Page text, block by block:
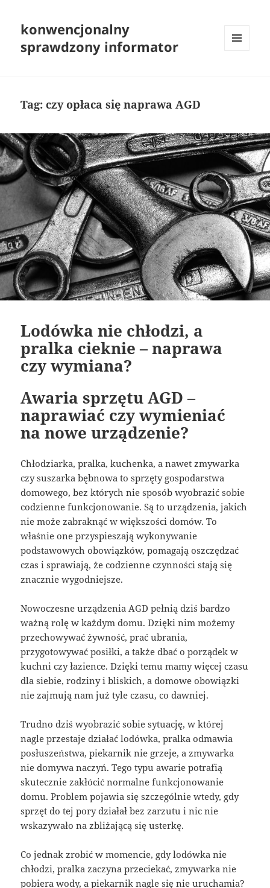
konwencjonalny
sprawdzony informator
Tag:czy opłaca się naprawa AGD
Lodówka nie chłodzi, a
pralka cieknie – naprawa
czy wymiana?
Awaria sprzętu AGD –
naprawiać czy wymieniać
na nowe urządzenie?
Chłodziarka, pralka, kuchenka, a nawet zmywarka
czy suszarka bębnowa to sprzęty gospodarstwa
domowego, bez których nie sposób wyobrazić sobie
codzienne funkcjonowanie. Są to urządzenia, jakich
nie może zabraknąć w większości domów. To
właśnie one przyspieszają wykonywanie
podstawowych obowiązków, pomagają oszczędzać
czas i sprawiają, że codzienne czynności stają się
znacznie wygodniejsze.
Nowoczesne urządzenia AGD pełnią dziś bardzo
ważną rolę w każdym domu. Dzięki nim możemy
przechowywać żywność, prać ubrania,
przygotowywać posiłki, a także dbać o porządek w
kuchni czy łazience. Dzięki temu mamy więcej czasu
dla siebie, rodziny i bliskich, a domowe obowiązki
nie zajmują nam już tyle czasu, co dawniej.
Trudno dziś wyobrazić sobie sytuację, w której
nagle przestaje działać lodówka, pralka odmawia
posłuszeństwa, piekarnik nie grzeje, a zmywarka
nie domywa naczyń. Tego typu awarie potrafią
skutecznie zakłócić normalne funkcjonowanie
domu. Problem pojawia się szczególnie wtedy, gdy
sprzęt do tej pory działał bez zarzutu i nic nie
wskazywało na zbliżającą się usterkę.
Co jednak zrobić w momencie, gdy lodówka nie
chłodzi, pralka zaczyna przeciekać, zmywarka nie
pobiera wody, a piekarnik nagle się nie uruchamia?